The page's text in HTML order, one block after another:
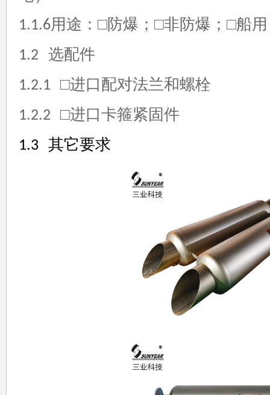
1.1.6用途：□防爆；□非防爆；□船用
1.2 选配件
1.2.1 □进口配对法兰和螺栓
1.2.2 □进口卡箍紧固件
1.3 其它要求